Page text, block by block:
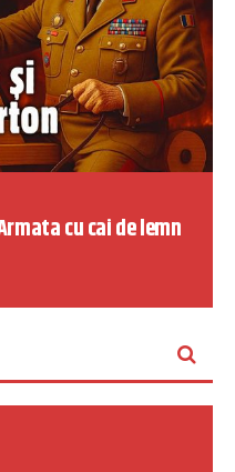
Armata cu cai de lemn